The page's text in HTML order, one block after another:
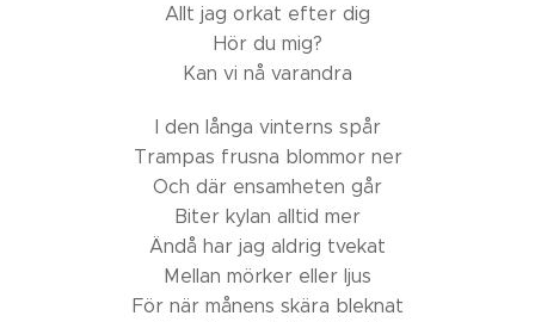
Allt jag orkat efter dig
Hör du mig?
Kan vi nå varandra
I den långa vinterns spår
Trampas frusna blommor ner
Och där ensamheten går
Biter kylan alltid mer
Ändå har jag aldrig tvekat
Mellan mörker eller ljus
För när månens skära bleknat